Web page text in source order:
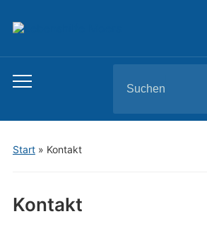
Toggle
menu
for:
Start» Kontakt
Kontakt